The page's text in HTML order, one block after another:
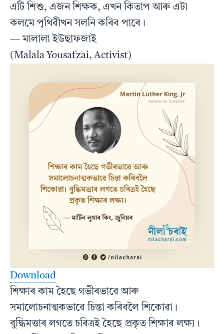
এটি শিশু, এজন শিক্ষক, এখন কিতাপ আৰু এটা
কলমে পৃথিৱীখন সলনি কৰিব পাৰে।
— মালালা ইউছাফজাই
(Malala Yousafzai, Activist)
Download
শিক্ষাৰ কাম হৈছে গভীৰভাৱে আৰু
সমালোচনাত্মকভাৱে চিন্তা কৰিবলৈ শিকোৱা।
বুদ্ধিমত্তাৰ লগতে চৰিত্ৰই হৈছে প্ৰকৃত শিক্ষাৰ লক্ষ্য।